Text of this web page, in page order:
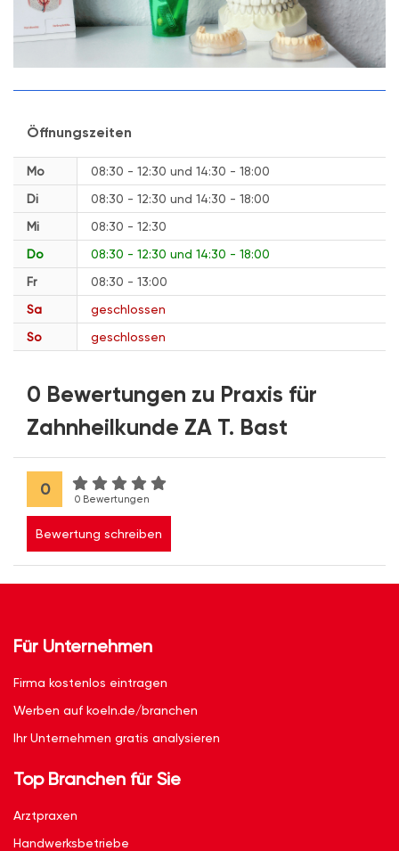
Öffnungszeiten
Mo 08:30 - 12:30
14:30 - 18:00
Di
08:30 - 12:30
14:30 - 18:00
Mi
08:30 - 12:30
Do
08:30 - 12:30
14:30 - 18:00
Fr
08:30 - 13:00
Sa
geschlossen
So
geschlossen
0 Bewertungen zu Praxis für
Zahnheilkunde ZA T. Bast
0
0 Bewertungen
Bewertung schreiben
Für Unternehmen
Firma kostenlos eintragen
Werben auf koeln.de/branchen
Ihr Unternehmen gratis analysieren
Top Branchen für Sie
Arztpraxen
Handwerksbetriebe